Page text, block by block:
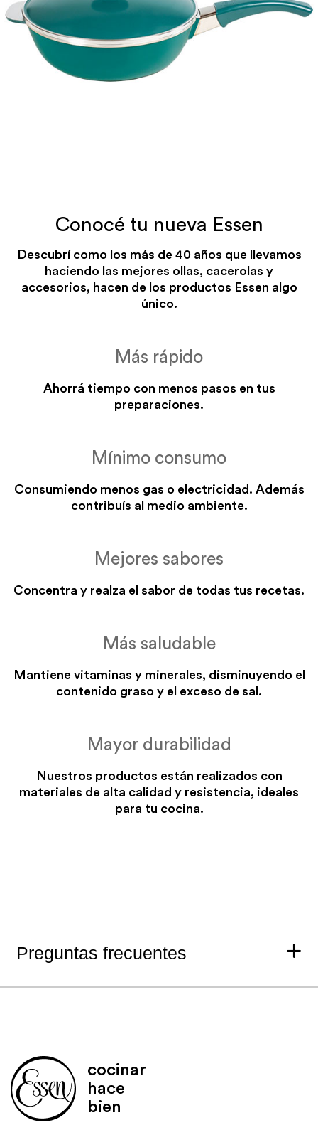
Vapor
SIN PRECALENTADO
FUEGO MÍNIMO
hasta terminar la cocción
Cazuelas y guisados
CON PRECALENTADO
Frituras
PRECALENTAR AL ACEITE
Salteados
CON PRECALENTADO
Horno para
verduras rellenas /
verduras rellenas
CON PRECALENTADO
Ver más información sobre
Conocé tu nueva Essen
Descubrí como los más de 40 años que llevamos
haciendo las mejores ollas, cacerolas y
accesorios, hacen de los productos Essen algo
único.
Más rápido
Ahorrá tiempo con menos pasos en tus
preparaciones.
Mínimo consumo
Consumiendo menos gas o electricidad. Además
contribuís al medio ambiente.
Mejores sabores
Concentra y realza el sabor de todas tus recetas.
Más saludable
Mantiene vitaminas y minerales, disminuyendo el
contenido graso y el exceso de sal.
Mayor durabilidad
Nuestros productos están realizados con
materiales de alta calidad y resistencia, ideales
para tu cocina.
Preguntas frecuentes
cocinar
hace
bien